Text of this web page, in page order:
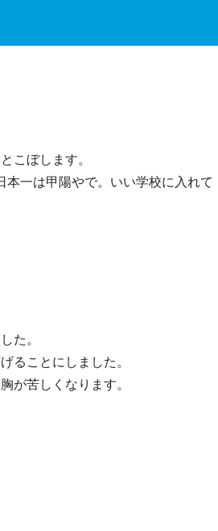
こぼします。
一は甲陽やで。いい学校に入れて
た。
ることにしました。
が苦しくなります。